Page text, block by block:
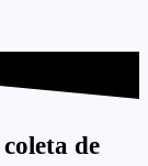
de